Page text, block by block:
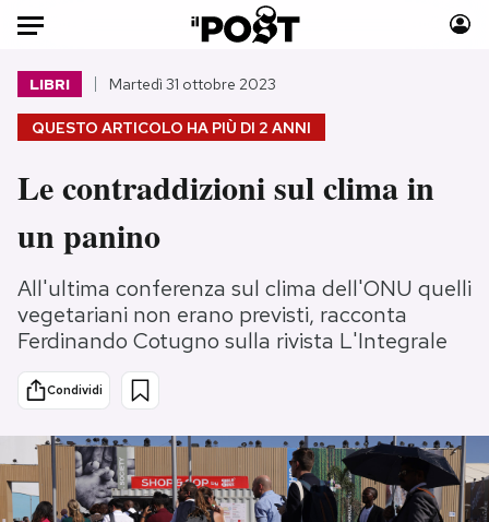
Auto
HOME
Italia
Politica
Tecnologia
Internet
Scienza
Cultura
Economia
Sport
Moda
Storie/Idee
Ok Boomer!
Media
Mondiali calcio 2026
QUESTO ARTICOLO HA PIÙ DI 2 ANNI
LIBRI Martedì 31 ottobre 2023
Le contraddizioni sul clima in
un panino
All'ultima conferenza sul clima dell'ONU quelli
vegetariani non erano previsti, racconta
Ferdinando Cotugno sulla rivista L'Integrale
Condividi